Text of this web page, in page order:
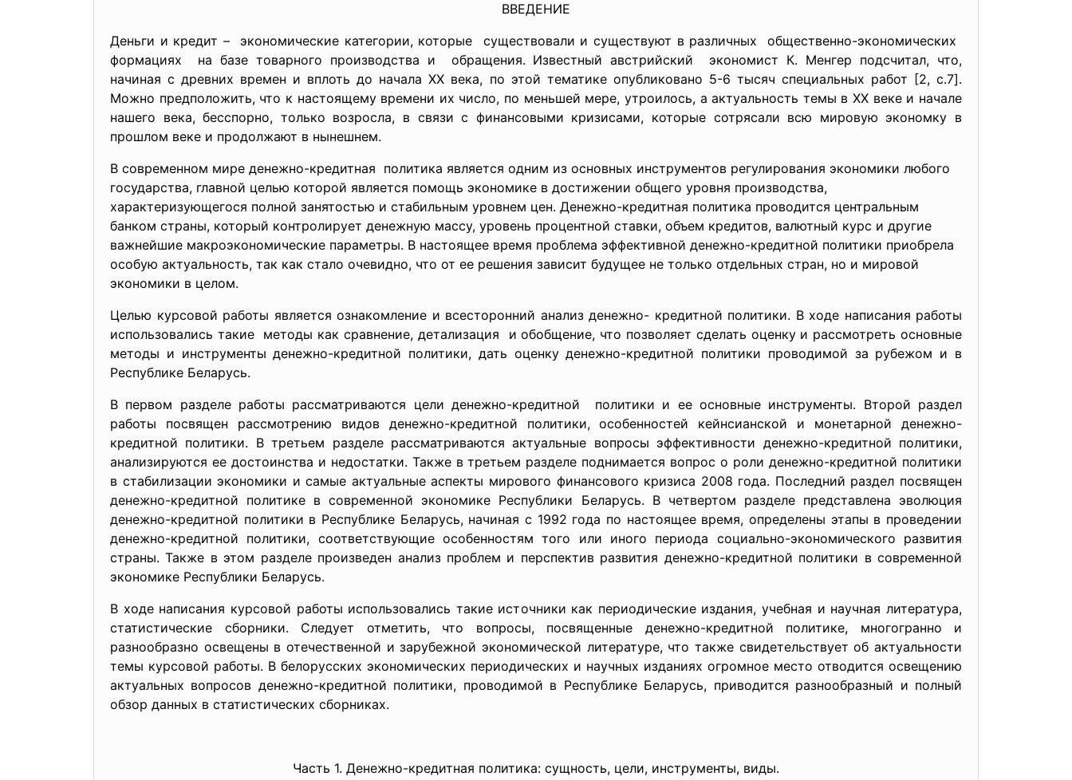
ВВЕДЕНИЕ
Деньги и кредит – экономические категории, которые существовали и существуют в различных общественно-экономических
формациях на базе товарного производства и обращения. Известный австрийский экономист К. Менгер подсчитал, что,
начиная с древних времен и вплоть до начала ХХ века, по этой тематике опубликовано 5-6 тысяч специальных работ [2, c.7].
Можно предположить, что к настоящему времени их число, по меньшей мере, утроилось, а актуальность темы в ХХ веке и начале
нашего века, бесспорно, только возросла, в связи с финансовыми кризисами, которые сотрясали всю мировую экономку в
прошлом веке и продолжают в нынешнем.
В современном мире денежно-кредитная политика является одним из основных инструментов регулирования экономики любого
государства, главной целью которой является помощь экономике в достижении общего уровня производства,
характеризующегося полной занятостью и стабильным уровнем цен. Денежно-кредитная политика проводится центральным
банком страны, который контролирует денежную массу, уровень процентной ставки, объем кредитов, валютный курс и другие
важнейшие макроэкономические параметры. В настоящее время проблема эффективной денежно-кредитной политики приобрела
особую актуальность, так как стало очевидно, что от ее решения зависит будущее не только отдельных стран, но и мировой
экономики в целом.
Целью курсовой работы является ознакомление и всесторонний анализ денежно- кредитной политики. В ходе написания работы
использовались такие методы как сравнение, детализация и обобщение, что позволяет сделать оценку и рассмотреть основные
методы и инструменты денежно-кредитной политики, дать оценку денежно-кредитной политики проводимой за рубежом и в
Республике Беларусь.
В первом разделе работы рассматриваются цели денежно-кредитной политики и ее основные инструменты. Второй раздел
работы посвящен рассмотрению видов денежно-кредитной политики, особенностей кейнсианской и монетарной денежно-
кредитной политики. В третьем разделе рассматриваются актуальные вопросы эффективности денежно-кредитной политики,
анализируются ее достоинства и недостатки. Также в третьем разделе поднимается вопрос о роли денежно-кредитной политики
в стабилизации экономики и самые актуальные аспекты мирового финансового кризиса 2008 года. Последний раздел посвящен
денежно-кредитной политике в современной экономике Республики Беларусь. В четвертом разделе представлена эволюция
денежно-кредитной политики в Республике Беларусь, начиная с 1992 года по настоящее время, определены этапы в проведении
денежно-кредитной политики, соответствующие особенностям того или иного периода социально-экономического развития
страны. Также в этом разделе произведен анализ проблем и перспектив развития денежно-кредитной политики в современной
экономике Республики Беларусь.
В ходе написания курсовой работы использовались такие источники как периодические издания, учебная и научная литература,
статистические сборники. Следует отметить, что вопросы, посвященные денежно-кредитной политике, многогранно и
разнообразно освещены в отечественной и зарубежной экономической литературе, что также свидетельствует об актуальности
темы курсовой работы. В белорусских экономических периодических и научных изданиях огромное место отводится освещению
актуальных вопросов денежно-кредитной политики, проводимой в Республике Беларусь, приводится разнообразный и полный
обзор данных в статистических сборниках.
Часть 1. Денежно-кредитная политика: сущность, цели, инструменты, виды.